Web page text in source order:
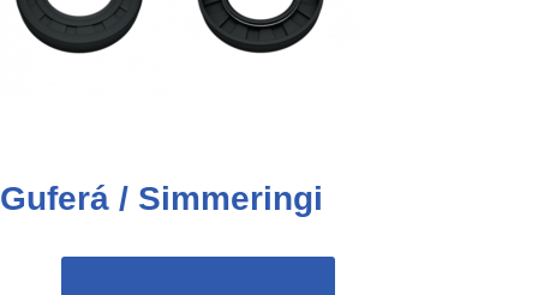
Guferá / Simmeringi